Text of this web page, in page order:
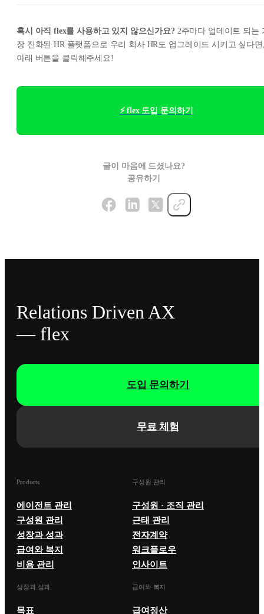
혹시 아직 flex를 사용하고 있지 않으신가요? 2주마다 업데이트 되는
장 진화된 HR 플랫폼으로 우리 회사 HR도 업그레이드 시키고 싶다
아래 버튼을 클릭해주세요!
⚡ flex 도입 문의하기
글이 마음에 드셨나요?
공유하기
Relations Driven AX
— flex
무료 체험
도입 문의하기
Products
에이전트 관리
구성원 관리
성장과 성과
급여와 복지
비용 관리
구성원 관리
구성원 · 조직 관리
근태 관리
전자계약
워크플로우
인사이트
성장과 성과
목표
급여와 복지
급여정산